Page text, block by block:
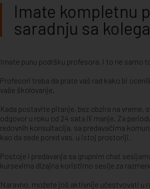
Imate kompletnu
saradnju sa
Imate punu podršku profesora, i to ne samo
Profesori treba da prate vaš rad kako bi
vaše školovanje.
Kada postavite pitanje, bez obzira na vreme,
odgovor u roku od 24 sata ili manje. Za
redovnih konsultacija, sa predavačima
kao da sede pored vas, u istoj prostoriji.
Postoje i predavanja sa grupnim chat
kursevima dizajna koristimo sesije za
Naravno, možete još aktivnije učestvovati u